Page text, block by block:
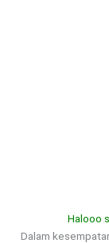
Halooo
Dalam